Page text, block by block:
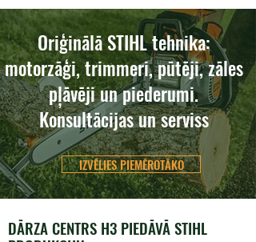
Oriģinālā STIHL tehnika:
motorzāģi, trimmeri, pūtēji, zāles
pļāvēji un piederumi.
Konsultācijas un serviss
IZVĒLIES PIEMĒROTĀKO
DĀRZA CENTRS H3 PIEDĀVĀ STIHL